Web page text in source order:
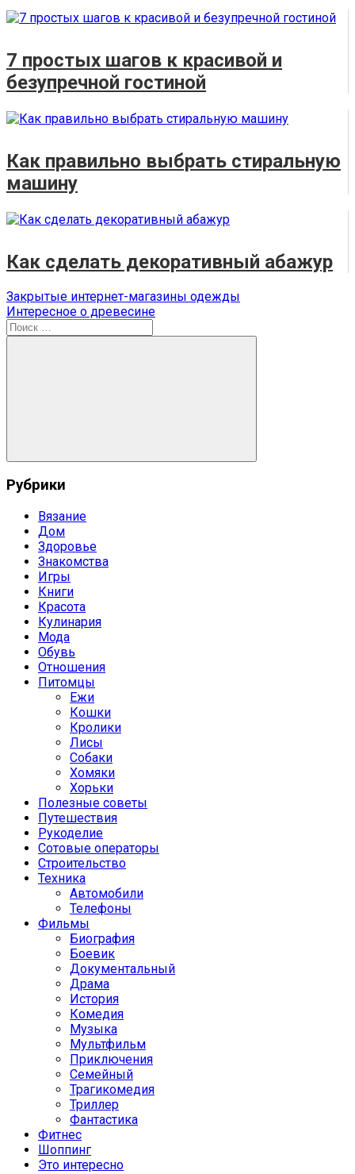
7 простых шагов к красивой и
безупречной гостиной
Как правильно выбрать стиральную
машину
Как сделать декоративный абажур
Навигация
по
записям
Предыдущая
запись:
Закрытые интернет-магазины одежды
Следующая
запись:
Интересное о древесине
Поиск
для:
Поиск
Рубрики
Вязание
Дом
Здоровье
Знакомства
Игры
Книги
Красота
Кулинария
Мода
Обувь
Отношения
Питомцы
Ежи
Кошки
Кролики
Лисы
Собаки
Хомяки
Хорьки
Полезные советы
Путешествия
Рукоделие
Сотовые операторы
Строительство
Техника
Автомобили
Телефоны
Фильмы
Биография
Боевик
Документальный
Драма
История
Комедия
Музыка
Мультфильм
Приключения
Семейный
Трагикомедия
Триллер
Фантастика
Фитнес
Шоппинг
Это интересно